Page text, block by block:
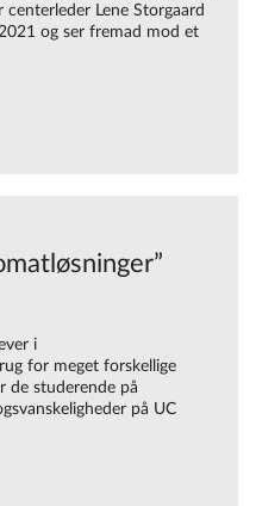
centerleder Lene Storgaard
og ser fremad mod et
i
for meget forskellige
de studerende på
på UC